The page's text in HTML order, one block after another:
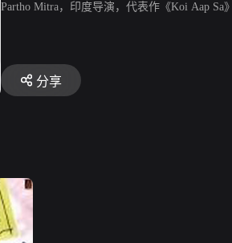
Partho Mitra，印度导演，代表作《Koi Aap Sa
分享